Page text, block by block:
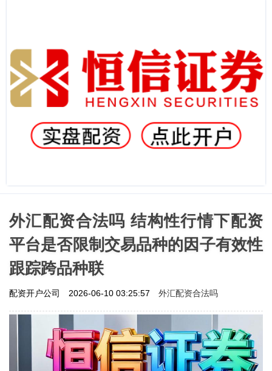
外汇配资合法吗 结构性行情下配资
平台是否限制交易品种的因子有效性
跟踪跨品种联
配资开户公司 2026-06-10 03:25:57 外汇配资合法吗